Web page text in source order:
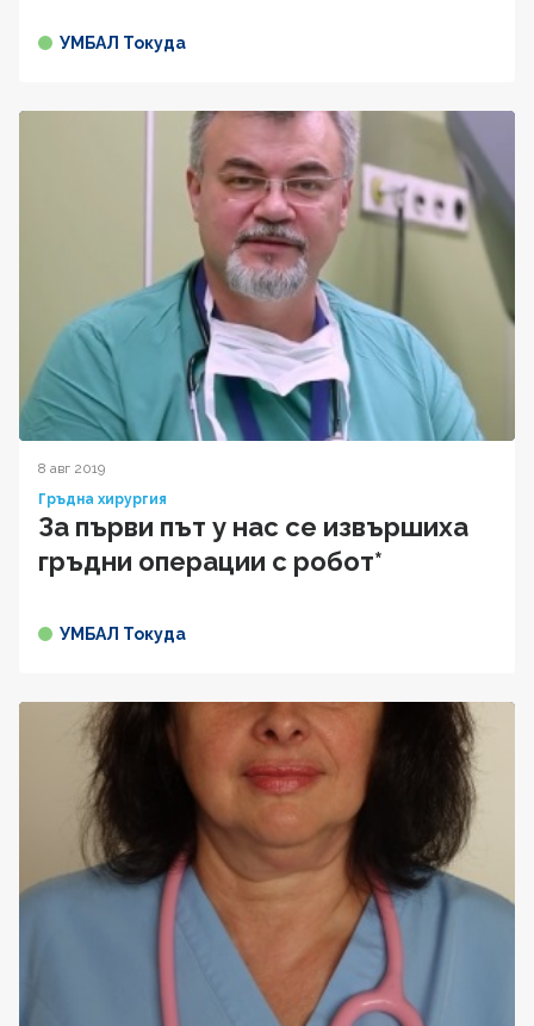
УМБАЛ Токуда
8 авг 2019
Гръдна хирургия
За първи път у нас се извършиха
гръдни операции с робот*
УМБАЛ Токуда